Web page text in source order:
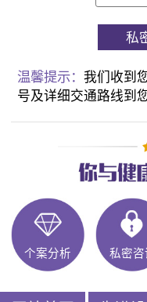
私
温馨提示：我们收到
号及详细交通路线到
个案分析 私密咨